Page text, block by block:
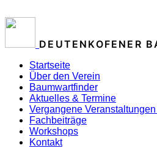
DEUTENKOFENER
Startseite
Über den Verein
Baumwartfinder
Aktuelles & Termine
Vergangene
Fachbeiträge
Workshops
Kontakt